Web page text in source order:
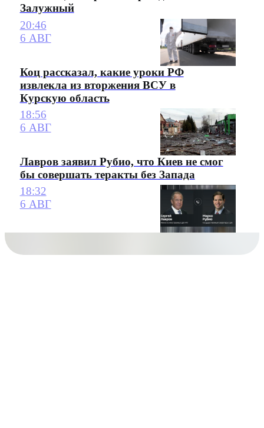
Залужный
20:46
6 АВГ
Коц рассказал, какие уроки РФ
извлекла из вторжения ВСУ в
Курскую область
18:56
6 АВГ
Лавров заявил Рубио, что Киев не смог
бы совершать теракты без Запада
18:32
6 АВГ